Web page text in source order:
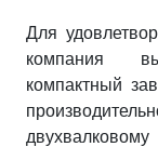
Для
компания
компактный